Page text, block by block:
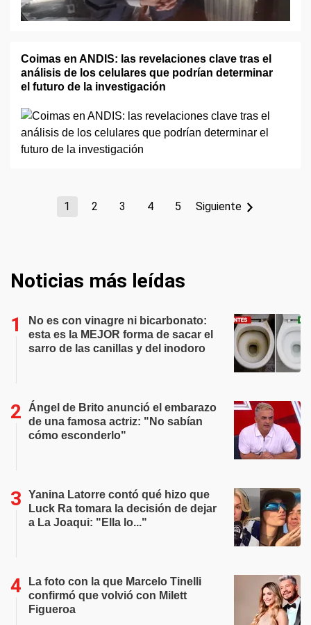
Coimas en ANDIS: las revelaciones clave tras el
análisis de los celulares que podrían determinar
el futuro de la investigación
1 2 3 4 5 Siguiente
Noticias más leídas
No es con vinagre ni bicarbonato:
esta es la MEJOR forma de sacar el
sarro de las canillas y del inodoro
Ángel de Brito anunció el embarazo
de una famosa actriz: "No sabían
cómo esconderlo"
Yanina Latorre contó qué hizo que
Luck Ra tomara la decisión de dejar
a La Joaqui: "Ella lo..."
La foto con la que Marcelo Tinelli
confirmó que volvió con Milett
Figueroa